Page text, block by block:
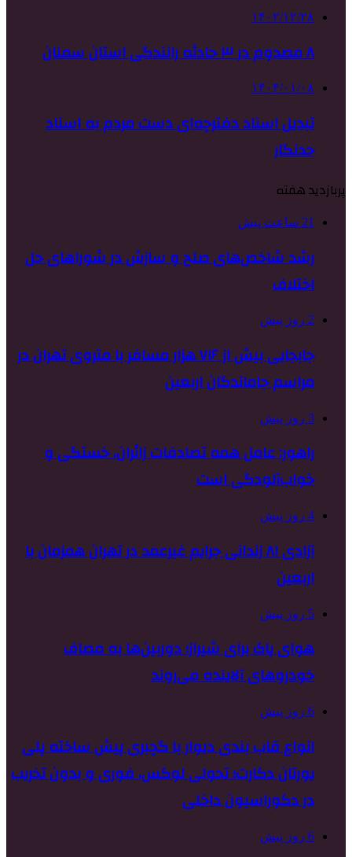
۱۴۰۲/۱۲/۲۸
۸ مصدوم در ۳ حادثه رانندگی استان سمنان
۱۴۰۴/۰۱/۰۸
تبدیل اسناد دفترچه‌ای دست مردم به اسناد
حدنگار
پربازدید هفته
21 ساعت پیش
رشد شاخص‌های صلح و سازش در شوراهای حل
اختلاف
2 روز پیش
جابجایی بیش از ۷۱۶ هزار مسافر با متروی تهران در
مراسم جاماندگان اربعین
3 روز پیش
راهور: عامل همه تصادفات زائران، خستگی و
خواب‌آلودگی است
4 روز پیش
آزادی ۸۱ زندانی جرایم غیرعمد در تهران همزمان با
اربعین
5 روز پیش
هوای پاک برای شیراز؛ دوربین‌ها به مصاف
خودروهای آلاینده می‌روند
6 روز پیش
انواع قاب بندی دیوار با گچبری پیش ساخته پلی
یورتان دکارت؛ تحولی لوکس، فوری و بدون تخریب
در دکوراسیون داخلی
6 روز پیش